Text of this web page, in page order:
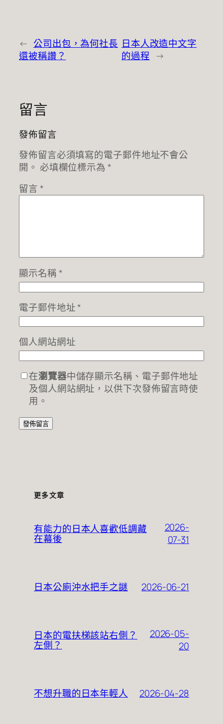
← 公司出包，為何社長
還被稱讚？
日本人改造中文字
的過程 →
留言
發佈留言
發佈留言必須填寫的電子郵件地址不會公
開。 必填欄位標示為 *
留言 *
顯示名稱 *
電子郵件地址*
個人網站網址
在瀏覽器中儲存顯示名稱、電子郵件地址
及個人網站網址，以供下次發佈留言時使
用。
更多文章
有能力的日本人喜歡低調藏
在幕後
2026-
07-31
日本公廁沖水把手之謎 2026-06-21
日本的電扶梯該站右側？
左側？
2026-05-
20
不想升職的日本年輕人 2026-04-28